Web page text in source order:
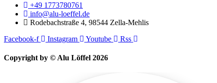
+49 1773780761
info@alu-loeffel.de
Rodebachstraße 4, 98544 Zella-Mehlis
Facebook-f
Instagram Youtube Rss
Copyright by © Alu Löffel 2026